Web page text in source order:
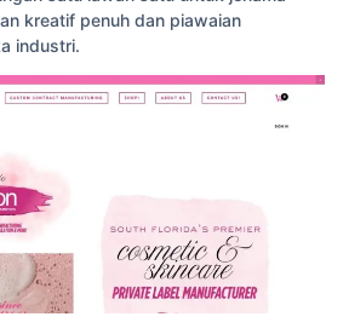
kreatif penuh dan piawaian
industri.